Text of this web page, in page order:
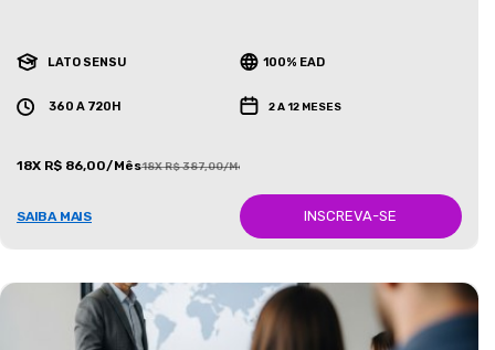
LATO SENSU 100% EAD
360 A 720H 2 A 12 MESES
18X R$ 86,00/Mês18X R$ 387,00/Mês
SAIBA MAIS INSCREVA-SE